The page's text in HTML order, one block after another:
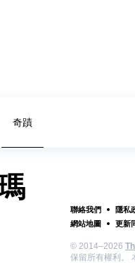
奇蹟
聯絡我們 隱私
網站地圖
更新
© 2014–2026
保留所有權利。